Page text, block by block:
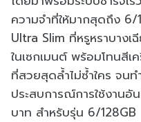
ความจำที่ให้มากสุดถึง 6/
Ultra Slim ที่หรูหราบาง
ในเซกเมนต์ พร้อมโทนสี
ที่สวยสุดล้ำไม่ซ้ำใคร จน
ประสบการณ์การใช้งานอั
บาท สำหรับรุ่น 6/128GB